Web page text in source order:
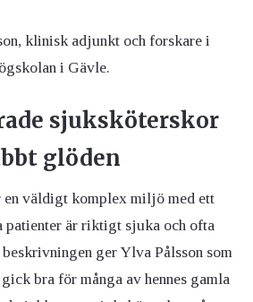
klinisk adjunkt och forskare i
i Gävle.
sjuksköterskor
glöden
en väldigt komplex miljö med ett
patienter är riktigt sjuka och ofta
beskrivningen ger Ylva Pålsson som
bra för många av hennes gamla